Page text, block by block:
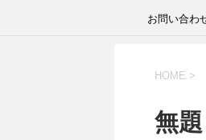
お問い合わ
HOME >
無題